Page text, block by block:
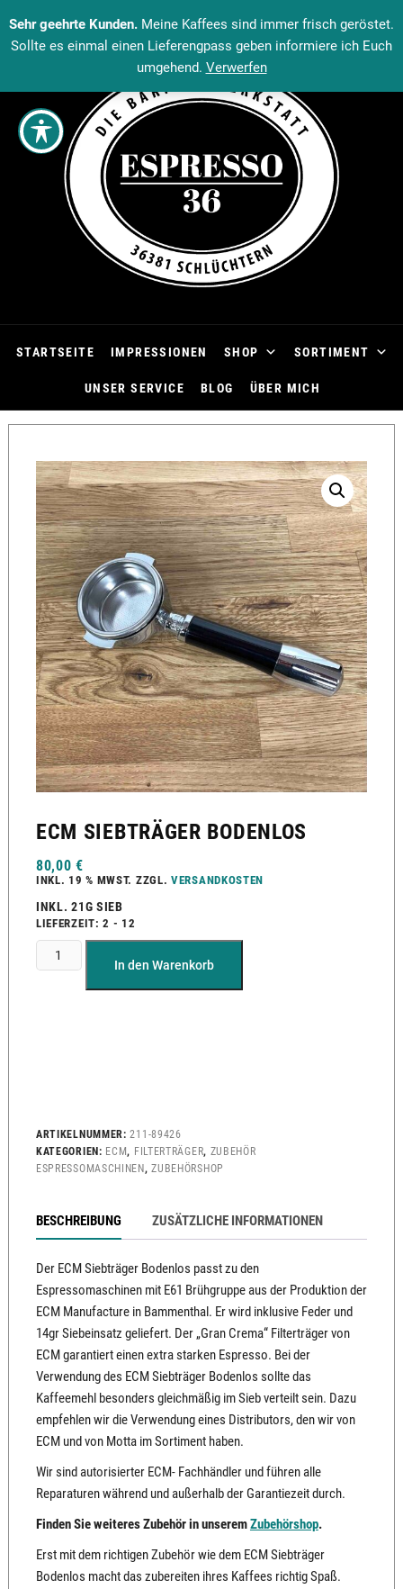
Sehr geehrte Kunden. Meine Kaffees sind immer frisch geröstet.
Sollte es einmal einen Lieferengpass geben informiere ich Euch
umgehend. Verwerfen
STARTSEITE IMPRESSIONEN SHOP SORTIMENT
UNSER SERVICE BLOG ÜBER MICH
ECM SIEBTRÄGER BODENLOS
80,00€
INKL. 19 % MWST. ZZGL.VERSANDKOSTEN
INKL. 21G SIEB
LIEFERZEIT:2 - 12
In den Warenkorb
ARTIKELNUMMER:211-89426
KATEGORIEN: ECM, FILTERTRÄGER, ZUBEHÖR
ESPRESSOMASCHINEN,ZUBEHÖRSHOP
BESCHREIBUNG ZUSÄTZLICHE INFORMATIONEN
Der ECM Siebträger Bodenlos passt zu den
Espressomaschinen mit E61 Brühgruppe aus der Produktion der
ECM Manufacture in Bammenthal. Er wird inklusive Feder und
14gr Siebeinsatz geliefert. Der „Gran Crema“ Filterträger von
ECM garantiert einen extra starken Espresso. Bei der
Verwendung des ECM Siebträger Bodenlos sollte das
Kaffeemehl besonders gleichmäßig im Sieb verteilt sein. Dazu
empfehlen wir die Verwendung eines Distributors, den wir von
ECM und von Motta im Sortiment haben.
Wir sind autorisierter ECM- Fachhändler und führen alle
Reparaturen während und außerhalb der Garantiezeit durch.
Finden Sie weiteres Zubehör in unseremZubehörshop.
Erst mit dem richtigen Zubehör wie dem ECM Siebträger
Bodenlos macht das zubereiten ihres Kaffees richtig Spaß.